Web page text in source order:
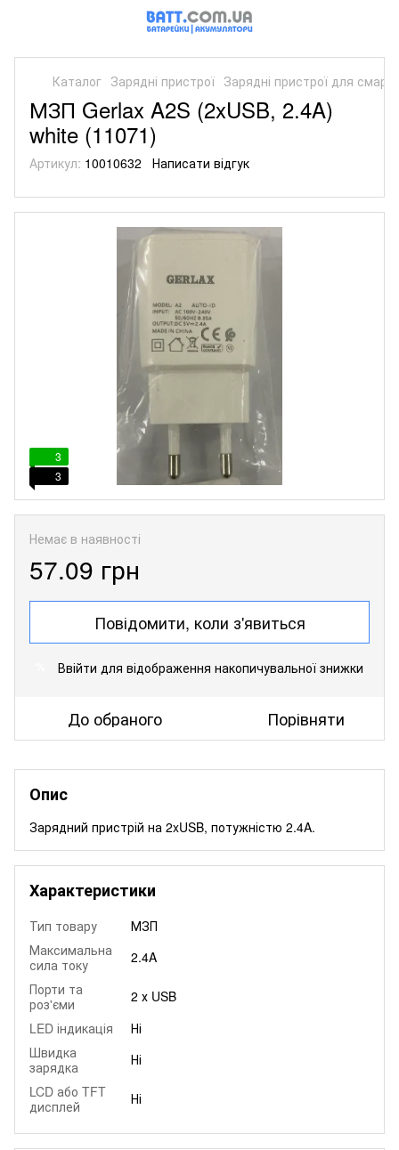
Каталог Зарядні пристрої Зарядні пристрої для
МЗП Gerlax A2S (2xUSB, 2.4A)
white (11071)
Артикул: 10010632 Написати відгук
3
3
Немає в наявності
57.09 грн
Повідомити, коли з'явиться
Ввійти для відображення накопичувальної знижки
До обраного Порівняти
Опис
Зарядний пристрій на 2xUSB, потужністю 2.4A.
Характеристики
Тип товару
МЗП
Максимальна
сила току
2.4A
Порти та
роз'єми
2 х USB
LED індикація
Ні
Швидка
зарядка
Ні
LCD або TFT
дисплей
Ні